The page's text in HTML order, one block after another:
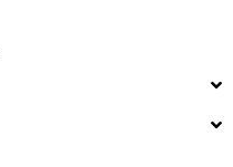
New Retail CPG - Số
Phú, Quận 7, Thành phố